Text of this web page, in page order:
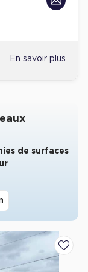
En savoir plus
de surfaces